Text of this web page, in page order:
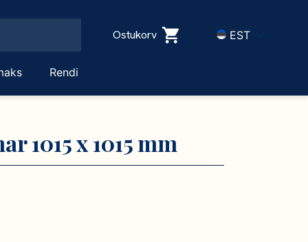
Ostukorv EST
Rendi
1015 x 1015 mm